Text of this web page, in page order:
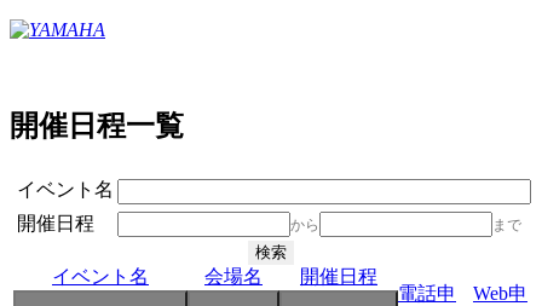
開催日程一覧
イベント名
開催日程
から まで
イベント名 会場名
開催日程
電話申
Web申